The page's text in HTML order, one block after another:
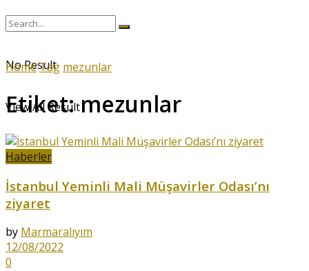
No Result
View All Result
HomeTag mezunlar
Etiket:mezunlar
Haberler
İstanbul Yeminli Mali Müşavirler Odası’nı
ziyaret
by Marmaralıyım
12/08/2022
0